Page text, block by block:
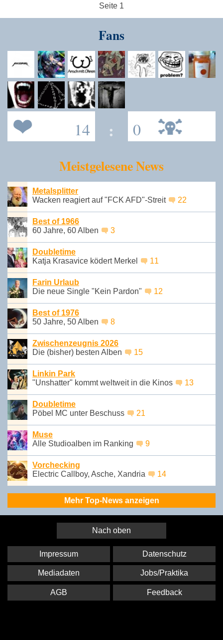
Seite 1
Fans
14 : 0
Meistgelesene News
Metalsplitter
Wacken reagiert auf "FCK AFD"-Streit
22
Best of 1966
60 Jahre, 60 Alben
3
Doubletime
Katja Krasavice ködert Merkel
11
Farin Urlaub
Die neue Single "Kein Pardon"
12
Best of 1976
50 Jahre, 50 Alben
8
Zwischenzeugnis 2026
Die (bisher) besten Alben
15
Linkin Park
"Unshatter" kommt weltweit in die Kinos
13
Doubletime
Pöbel MC unter Beschuss
21
Muse
Alle Studioalben im Ranking
9
Vorchecking
Electric Callboy, Asche, Xandria
14
Mehr Top-News anzeigen
Nach oben
Impressum Datenschutz
Mediadaten Jobs/Praktika
AGB Feedback